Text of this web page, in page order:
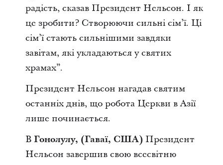
радість, сказав Президент Нельсон. І як
це зробити? Створюючи сильні сім’ї. Ці
сім’ї стають сильнішими завдяки
завітам, які укладаються у святих
храмах”.
Президент Нельсон нагадав святим
останніх днів, що робота Церкви в Азії
лише починається.
В Гонолулу, (Гаваї, США)Президент
Нельсон завершив свою всесвітню